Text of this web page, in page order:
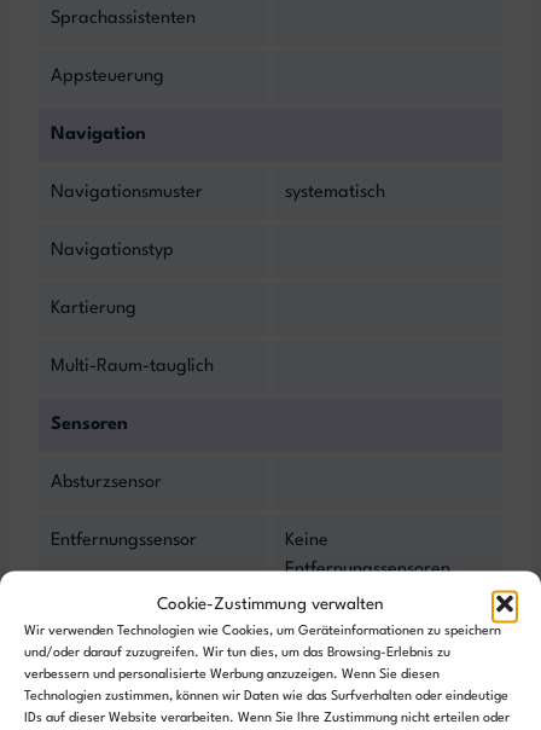
Cookie-Zustimmung verwalten
Wir verwenden Technologien wie Cookies, um Geräteinformationen zu speichern
und/oder darauf zuzugreifen. Wir tun dies, um das Browsing-Erlebnis zu
verbessern und personalisierte Werbung anzuzeigen. Wenn Sie diesen
Technologien zustimmen, können wir Daten wie das Surfverhalten oder eindeutige
IDs auf dieser Website verarbeiten. Wenn Sie Ihre Zustimmung nicht erteilen oder
Sprachassistenten
Appsteuerung
Navigation
Navigationsmuster systematisch
Navigationstyp
Kartierung
Multi-Raum-tauglich
Sensoren
Absturzsensor
Entfernungssensor
Keine
Entfernungssensoren
Objekterkennung
Reinigungsstation